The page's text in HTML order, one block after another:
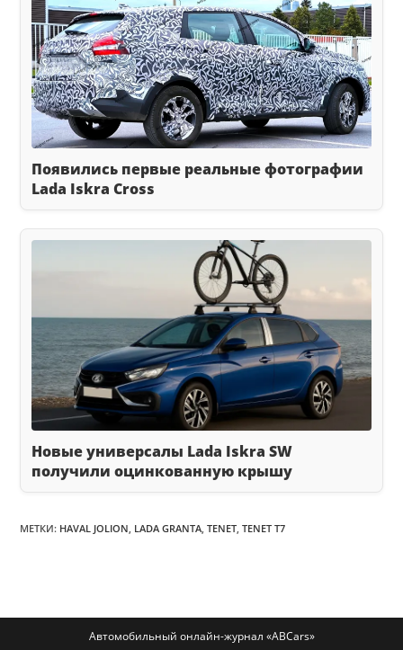
Появились первые реальные фотографии
Lada Iskra Cross
Новые универсалы Lada Iskra SW
получили оцинкованную крышу
МЕТКИ: HAVAL JOLION, LADA GRANTA, TENET, TENET T7
Автомобильный онлайн-журнал «ABCars»